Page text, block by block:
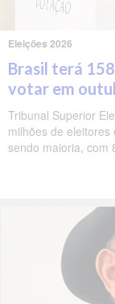
Eleições 2026
Brasil terá
votar em
Tribunal Superior
milhões de
sendo maioria, com